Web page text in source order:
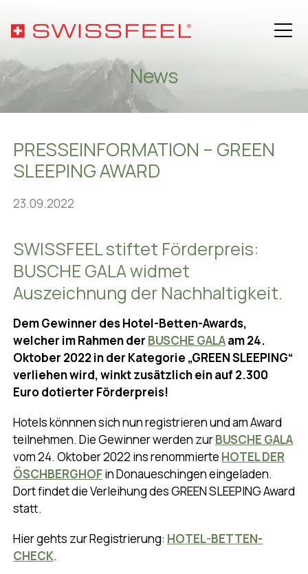
Philosophie
Sortiment
Hospitality-Lösungen
Gesundheit
Über SWISSFEEL
News
PRESSEINFORMATION – GREEN
SLEEPING AWARD
23.09.2022
SWISSFEEL stiftet Förderpreis:
BUSCHE GALAwidmet
Auszeichnung der Nachhaltigkeit.
Dem Gewinner des Hotel-Betten-Awards,
welcher im Rahmen der BUSCHE GALAam 24.
Oktober 2022 in der Kategorie „GREEN SLEEPING“
verliehen wird, winkt zusätzlich ein auf 2.300
Euro dotierter Förderpreis!
Hotels könnnen sich nun registrieren und am Award
teilnehmen. Die Gewinner werden zurBUSCHE GALA
vom 24. Oktober 2022 ins renommierte HOTEL DER
ÖSCHBERGHOFin Donaueschingen eingeladen.
Dort findet die Verleihung des GREEN SLEEPING Award
statt.
Hier gehts zur Registrierung: HOTEL-BETTEN-
CHECK.